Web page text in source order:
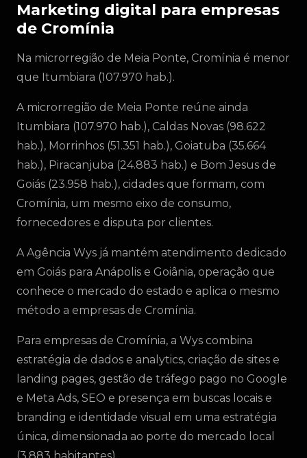
Marketing digital para empresas
de Cromínia
Na microrregião de Meia Ponte, Cromínia é menor
que Itumbiara (107.970 hab.).
A microrregião de Meia Ponte reúne ainda
Itumbiara (107.970 hab.), Caldas Novas (98.622
hab.), Morrinhos (51.351 hab.), Goiatuba (35.664
hab.), Piracanjuba (24.883 hab.) e Bom Jesus de
Goiás (23.958 hab.), cidades que formam, com
Cromínia, um mesmo eixo de consumo,
fornecedores e disputa por clientes.
A Agência Wys já mantém atendimento dedicado
em Goiás para Anápolis e Goiânia, operação que
conhece o mercado do estado e aplica o mesmo
método a empresas de Cromínia.
Para empresas de Cromínia, a Wys combina
estratégia de dados e analytics, criação de sites e
landing pages, gestão de tráfego pago no Google
e Meta Ads, SEO e presença em buscas locais e
branding e identidade visual em uma estratégia
única, dimensionada ao porte do mercado local